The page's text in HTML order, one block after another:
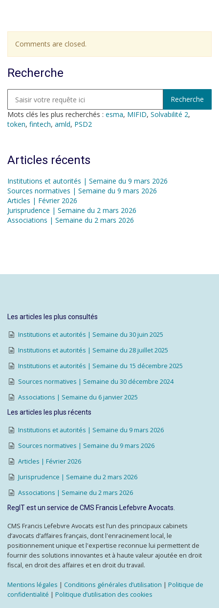
Comments are closed.
Recherche
Mots clés les plus recherchés : esma, MIFID, Solvabilité 2,
token, fintech, amld, PSD2
Articles récents
Institutions et autorités | Semaine du 9 mars 2026
Sources normatives | Semaine du 9 mars 2026
Articles | Février 2026
Jurisprudence | Semaine du 2 mars 2026
Associations | Semaine du 2 mars 2026
Les articles les plus consultés
Institutions et autorités | Semaine du 30 juin 2025
Institutions et autorités | Semaine du 28 juillet 2025
Institutions et autorités | Semaine du 15 décembre 2025
Sources normatives | Semaine du 30 décembre 2024
Associations | Semaine du 6 janvier 2025
Les articles les plus récents
Institutions et autorités | Semaine du 9 mars 2026
Sources normatives | Semaine du 9 mars 2026
Articles | Février 2026
Jurisprudence | Semaine du 2 mars 2026
Associations | Semaine du 2 mars 2026
RegIT est un service de CMS Francis Lefebvre Avocats.
CMS Francis Lefebvre Avocats est l’un des principaux cabinets
d’avocats d’affaires français, dont l'enracinement local, le
positionnement unique et l'expertise reconnue lui permettent de
fournir des solutions innovantes et à haute valeur ajoutée en droit
fiscal, en droit des affaires et en droit du travail.
Mentions légales | Conditions générales d’utilisation | Politique de
confidentialité | Politique d’utilisation des cookies